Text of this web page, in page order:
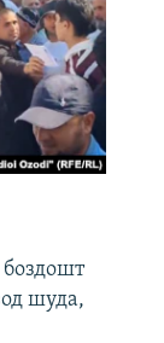
шуда,